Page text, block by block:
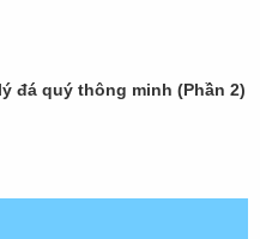
đá quý thông minh (Phần 2)